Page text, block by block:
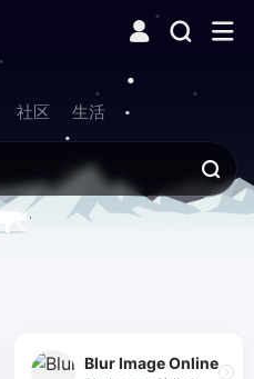
社区 生活
Blur Image Online